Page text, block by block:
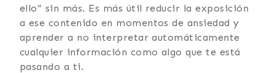
ello” sin más. Es más útil reducir la exposición
a ese contenido en momentos de ansiedad y
aprender a no interpretar automáticamente
cualquier información como algo que te está
pasando a ti.